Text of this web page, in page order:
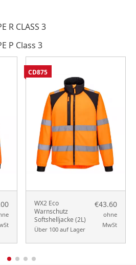
R CLASS 3
P Class 3
WX2 Eco
Warnschutz
Softshelljacke (2L)
Über 100 auf Lager
€43.60
ohne
MwSt
CD875